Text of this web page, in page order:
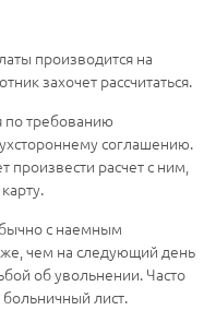
производится на
захочет рассчитаться.
по требованию
соглашению.
расчет с ним,
с наемным
чем на следующий день
об увольнении. Часто
лист.